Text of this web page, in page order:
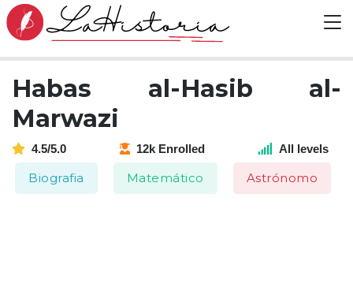
Habas al-Hasib al-
Marwazi
4.5/5.0 12k Enrolled All levels
Biografia Matemático Astrónomo